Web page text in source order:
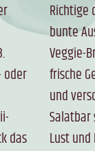
oder
das
und